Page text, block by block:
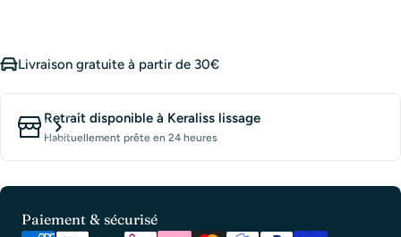
Livraison gratuite à partir de 30€
Retrait disponible à Keraliss lissage
Habituellement prête en 24 heures
Paiement & sécurisé
Modes